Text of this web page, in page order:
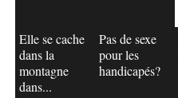
Elle se cache
dans la
montagne
dans...
Pas de sexe
pour les
handicapés?